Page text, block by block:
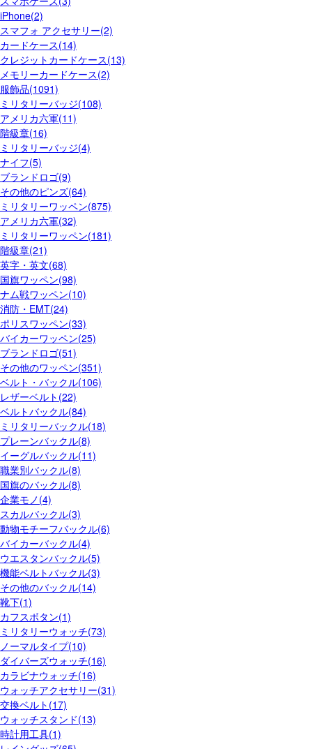
iPhone(2)
スマフォ アクセサリー(2)
カードケース(14)
クレジットカードケース(13)
メモリーカードケース(2)
服飾品(1091)
ミリタリーバッジ(108)
アメリカ六軍(11)
階級章(16)
ミリタリーバッジ(4)
ナイフ(5)
ブランドロゴ(9)
その他のピンズ(64)
ミリタリーワッペン(875)
アメリカ六軍(32)
ミリタリーワッペン(181)
階級章(21)
英字・英文(68)
国旗ワッペン(98)
ナム戦ワッペン(10)
消防・EMT(24)
ポリスワッペン(33)
バイカーワッペン(25)
ブランドロゴ(51)
その他のワッペン(351)
ベルト・バックル(106)
レザーベルト(22)
ベルトバックル(84)
ミリタリーバックル(18)
プレーンバックル(8)
イーグルバックル(11)
職業別バックル(8)
国旗のバックル(8)
企業モノ(4)
スカルバックル(3)
動物モチーフバックル(6)
バイカーバックル(4)
ウエスタンバックル(5)
機能ベルトバックル(3)
その他のバックル(14)
靴下(1)
カフスボタン(1)
ミリタリーウォッチ(73)
ノーマルタイプ(10)
ダイバーズウォッチ(16)
カラビナウォッチ(16)
ウォッチアクセサリー(31)
交換ベルト(17)
ウォッチスタンド(13)
時計用工具(1)